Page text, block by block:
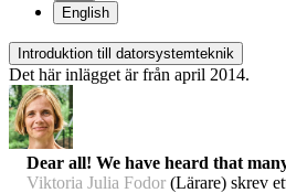
English
Introduktion till datorsystemteknik
Det här inlägget är från april 2014.
Dear all! We have heard that
Viktoria Julia Fodor (Lärare) skrev